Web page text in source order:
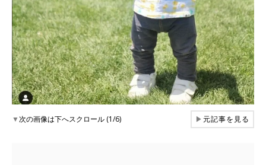
▼次の画像は下へスクロール (1/6) ▶元記事を見る